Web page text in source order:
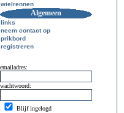
wielrennen
Algemeen
links
neem contact op
prikbord
registreren
emailadres:
wachtwoord:
Blijf ingelogd